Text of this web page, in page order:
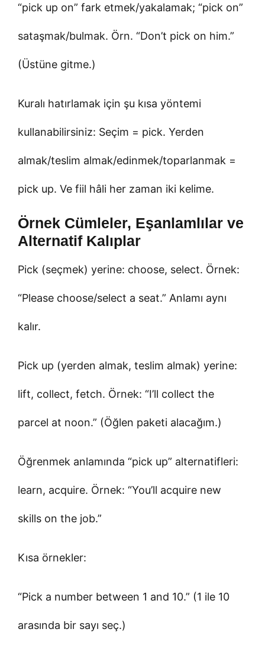
“pick up on” fark etmek/yakalamak; “pick on”
sataşmak/bulmak. Örn. “Don’t pick on him.”
(Üstüne gitme.)
Kuralı hatırlamak için şu kısa yöntemi
kullanabilirsiniz: Seçim = pick. Yerden
almak/teslim almak/edinmek/toparlanmak =
pick up. Ve fiil hâli her zaman iki kelime.
Örnek Cümleler, Eşanlamlılar ve
Alternatif Kalıplar
Pick (seçmek) yerine: choose, select. Örnek:
“Please choose/select a seat.” Anlamı aynı
kalır.
Pick up (yerden almak, teslim almak) yerine:
lift, collect, fetch. Örnek: “I’ll collect the
parcel at noon.” (Öğlen paketi alacağım.)
Öğrenmek anlamında “pick up” alternatifleri:
learn, acquire. Örnek: “You’ll acquire new
skills on the job.”
Kısa örnekler:
“Pick a number between 1 and 10.” (1 ile 10
arasında bir sayı seç.)